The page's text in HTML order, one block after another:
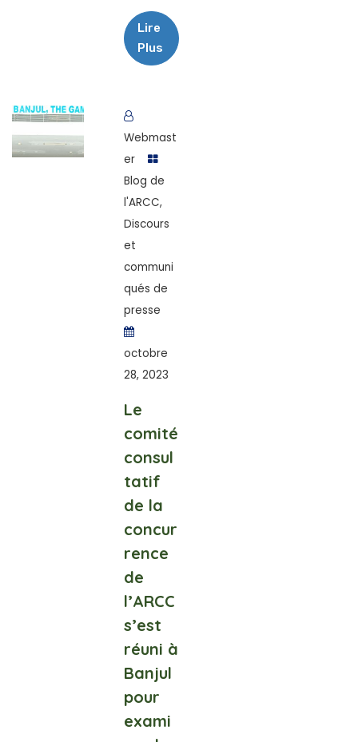
Lire
Plus
Webmast
er
Blog de
l'ARCC,
Discours
et
communi
qués de
presse
octobre
28, 2023
Le
comité
consul
tatif
de la
concur
rence
de
l’ARCC
s’est
réuni à
Banjul
pour
exami